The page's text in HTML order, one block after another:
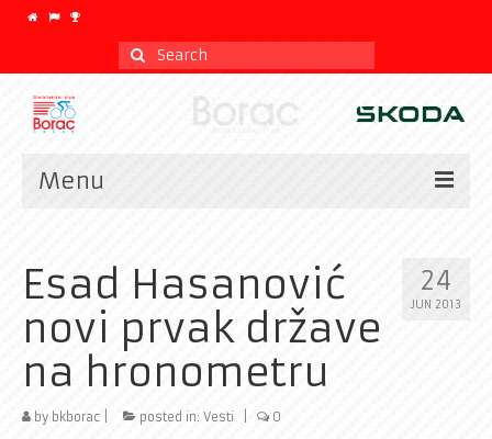
Search
for:
Menu
Kalendar
CLASSIC
Istorijat
Klub
24
JUN 2013
Esad Hasanović
novi prvak države
na hronometru
by bkborac posted in: Vesti 0